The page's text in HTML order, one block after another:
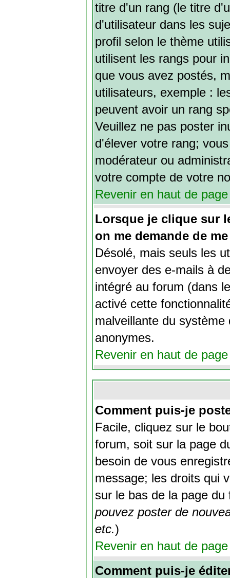
titre d'un rang (le titre
d'utilisateur dans les
profil selon le thème
utilisent les rangs pour
que vous avez postés,
utilisateurs, exemple :
peuvent avoir un rang
Veuillez ne pas poster
d'élever votre rang;
modérateur ou
votre compte de votre
Revenir en haut de page
Lorsque je clique sur
on me demande de
Désolé, mais seuls les
envoyer des e-mails à
intégré au forum (dans
activé cette
malveillante du
anonymes.
Revenir en haut de page
Comment puis-je
Facile, cliquez sur le
forum, soit sur la page
besoin de vous
message; les droits qui
sur le bas de la page
pouvez poster de
etc.)
Revenir en haut de page
Comment puis-je